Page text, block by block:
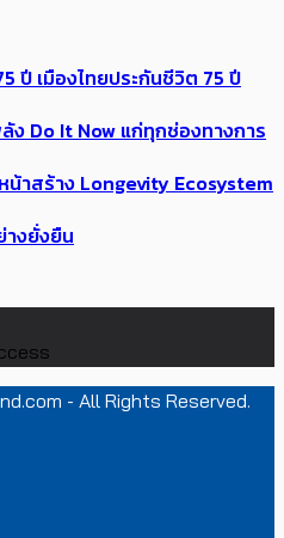
ปี เมืองไทยประกันชีวิต 75 ปี
Do It Now แก่ทุกช่องทางการ
าสร้าง Longevity Ecosystem
งยั่งยืน
- All Rights Reserved.